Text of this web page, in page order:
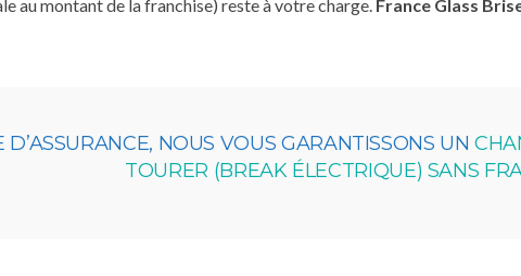
au montant de la franchise) reste à votre charge. France Glass
NOUS VOUS GARANTISSONS UN
TOURER (BREAK ÉLECTRIQUE) SANS